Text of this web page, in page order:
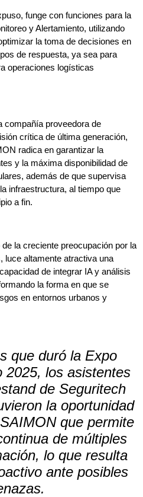
funge con funciones para la
y Alertamiento, utilizando
la toma de decisiones en
de respuesta, ya sea para
operaciones logísticas
compañía proveedora de
crítica de última generación,
radica en garantizar la
y la máxima disponibilidad de
además de que supervisa
infraestructura, al tiempo que
a fin.
la creciente preocupación por la
luce altamente atractiva una
de integrar IA y análisis
la forma en que se
en entornos urbanos y
que duró la Expo
2025, los asistentes
de Seguritech
la oportunidad
que permite
de múltiples
lo que resulta
ante posibles